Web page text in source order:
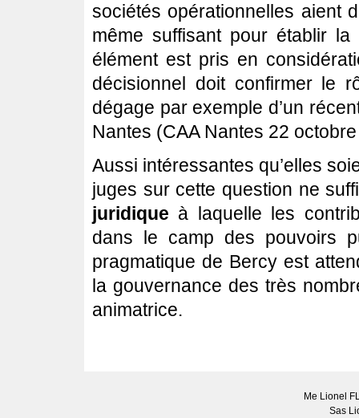
sociétés opérationnelles aient
même suffisant pour établir
élément est pris en
décisionnel doit confirmer le
dégage par exemple d’un
Nantes (CAA Nantes 22
Aussi intéressantes qu’elles
juges sur cette question ne
juridique à laquelle les
dans le camp des pouvoirs
pragmatique de Bercy est
la gouvernance des très
animatrice.
Me Lionel
Sas